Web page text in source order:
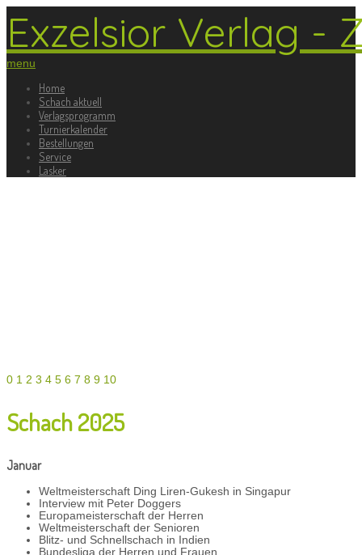
Exzelsior Verlag -
menu
Home
Schach aktuell
Verlagsprogramm
Turnierkalender
Bestellungen
Service
Lasker
0 1 2 3 4 5 6 7 8 9 10
Schach 2025
Januar
Weltmeisterschaft Ding Liren-Gukesh in Singapur
Interview mit Peter Doggers
Europameisterschaft der Herren
Weltmeisterschaft der Senioren
Blitz- und Schnellschach in Indien
Bundesliga der Herren und Frauen